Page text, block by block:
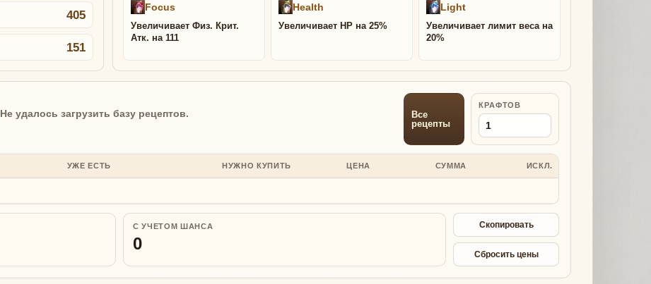
405
151
Focus
Увеличивает Физ. Крит.
Атк. на 111
Health
Увеличивает HP на 25%
Light
Увеличивает лимит веса на
20%
Не удалось загрузить базу рецептов.
Все
рецепты
КРАФТОВ
УЖЕ ЕСТЬ НУЖНО КУПИТЬ ЦЕНА СУММА ИСКЛ.
С УЧЕТОМ ШАНСА
0
Скопировать
Сбросить цены